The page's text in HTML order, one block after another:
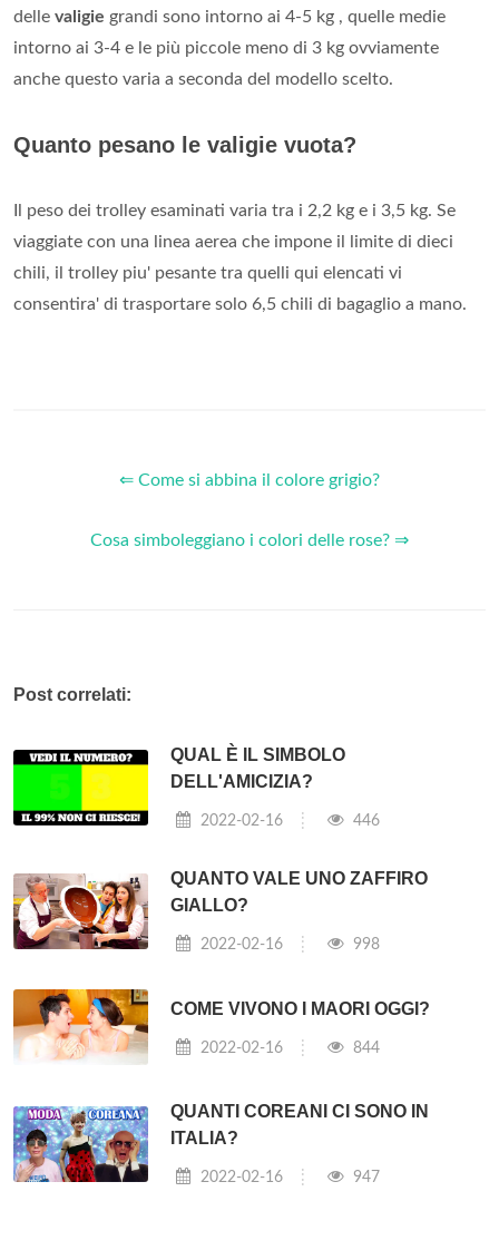
delle valigie grandi sono intorno ai 4-5 kg , quelle medie
intorno ai 3-4 e le più piccole meno di 3 kg ovviamente
anche questo varia a seconda del modello scelto.
Quanto pesano le valigie vuota?
Il peso dei trolley esaminati varia tra i 2,2 kg e i 3,5 kg. Se
viaggiate con una linea aerea che impone il limite di dieci
chili, il trolley piu' pesante tra quelli qui elencati vi
consentira' di trasportare solo 6,5 chili di bagaglio a mano.
⇐ Come si abbina il colore grigio?
Cosa simboleggiano i colori delle rose? ⇒
Post correlati:
QUAL È IL SIMBOLO
DELL'AMICIZIA?
2022-02-16 446
QUANTO VALE UNO ZAFFIRO
GIALLO?
2022-02-16 998
COME VIVONO I MAORI OGGI?
2022-02-16 844
QUANTI COREANI CI SONO IN
ITALIA?
2022-02-16 947